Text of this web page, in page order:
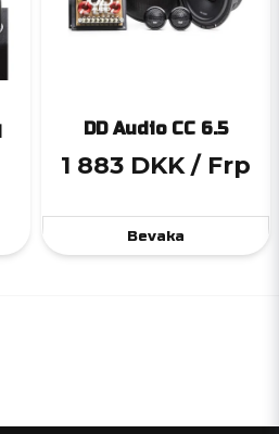
DD Audio CC 6.5
1 883 DKK / Frp
Bevaka